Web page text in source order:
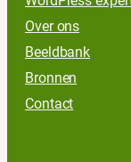
Over ons
Beeldbank
Bronnen
Contact